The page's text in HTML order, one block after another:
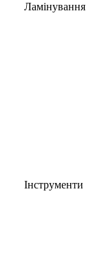
Ламінування
Інструменти